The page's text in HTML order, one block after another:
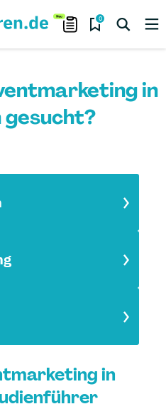
0
in
gesucht?
in